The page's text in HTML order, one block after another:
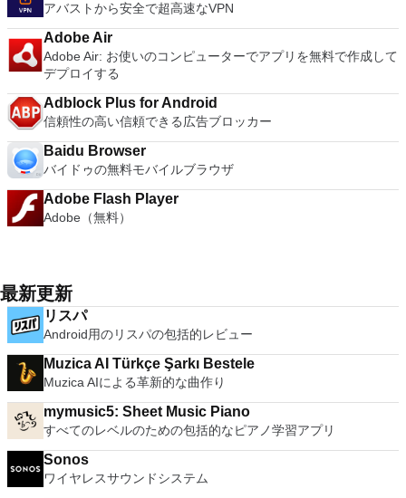
アバストから安全で超高速なVPN
Adobe Air
Adobe Air: お使いのコンピューターでアプリを無料で作成して
デプロイする
Adblock Plus for Android
信頼性の高い信頼できる広告ブロッカー
Baidu Browser
バイドゥの無料モバイルブラウザ
Adobe Flash Player
Adobe（無料）
最新更新
リスパ
Android用のリスパの包括的レビュー
Muzica AI Türkçe Şarkı Bestele
Muzica AIによる革新的な曲作り
mymusic5: Sheet Music Piano
すべてのレベルのための包括的なピアノ学習アプリ
Sonos
ワイヤレスサウンドシステム